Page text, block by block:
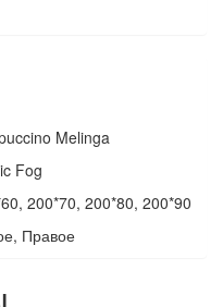
Melinga
Fog
200*70, 200*80, 200*90
Правое